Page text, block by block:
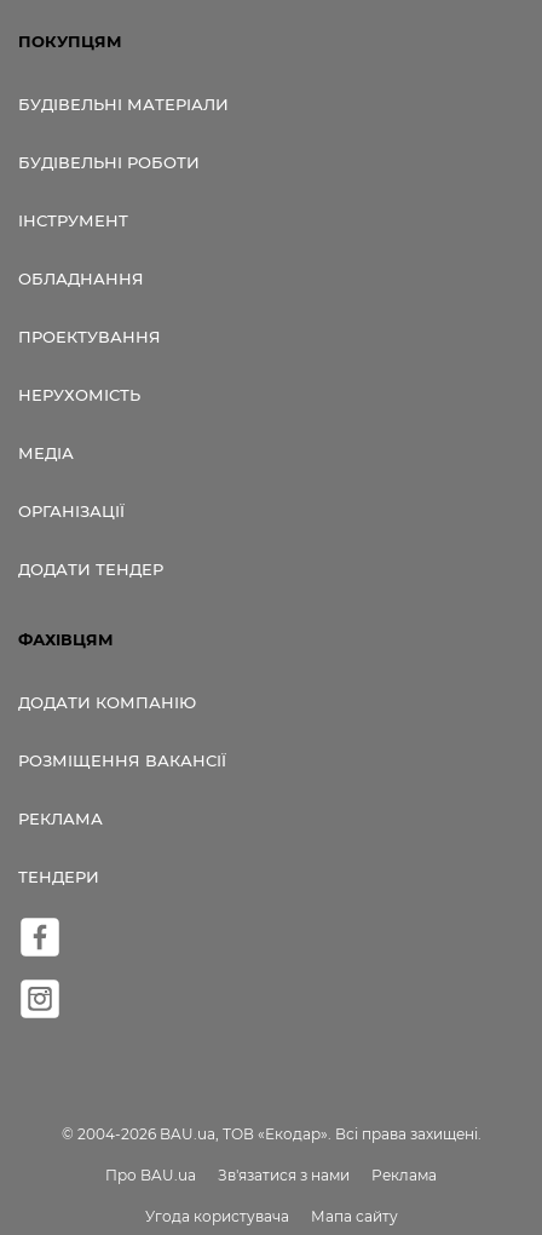
ПОКУПЦЯМ
БУДІВЕЛЬНІ МАТЕРІАЛИ
БУДІВЕЛЬНІ РОБОТИ
ІНСТРУМЕНТ
ОБЛАДНАННЯ
ПРОЕКТУВАННЯ
НЕРУХОМІСТЬ
МЕДІА
ОРГАНІЗАЦІЇ
ДОДАТИ ТЕНДЕР
ФАХІВЦЯМ
ДОДАТИ КОМПАНІЮ
РОЗМІЩЕННЯ ВАКАНСІЇ
РЕКЛАМА
ТЕНДЕРИ
© 2004-2026 BAU.ua, ТОВ «Екодар». Всі права захищені.
Про BAU.ua Зв'язатися з нами Реклама
Угода користувача Мапа сайту